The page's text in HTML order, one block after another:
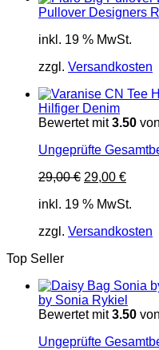
Pullover Designers
inkl. 19 % MwSt.
zzgl. Versandkosten
Hilfiger Denim
Bewertet mit3.50
Ungeprüfte
29,00€
war:
29,00 €
ist:
inkl. 19 % MwSt.
zzgl. Versandkosten
Top Seller
by Sonia Rykiel
Bewertet mit3.50
Ungeprüfte